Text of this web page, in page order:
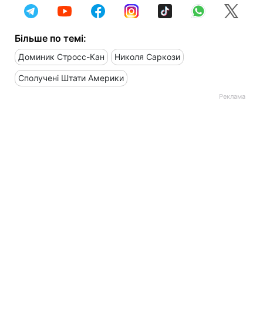
Більше по темі:
Доминик Стросс-Кан Николя Саркози
Сполучені Штати Америки